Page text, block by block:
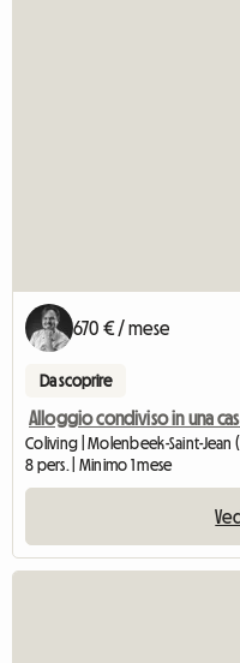
670 € / mese
Da scoprire
Alloggio condiviso in una
Coliving | Molenbeek-Saint-Jean
8 pers. | Minimo 1 mese